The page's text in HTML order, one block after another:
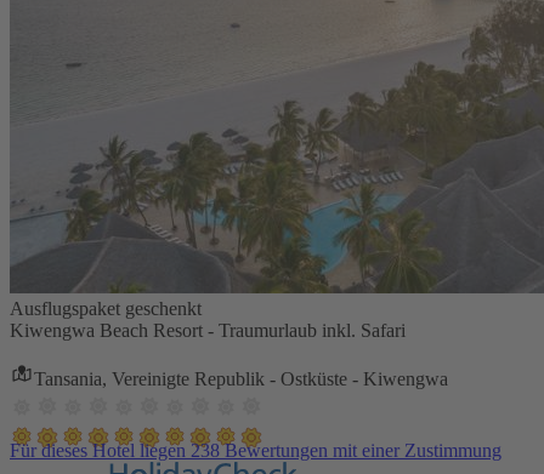
Ausflugspaket geschenkt
Kiwengwa Beach Resort - Traumurlaub inkl. Safari
Tansania, Vereinigte Republik - Ostküste - Kiwengwa
Für dieses Hotel liegen 238 Bewertungen mit einer Zustimmung